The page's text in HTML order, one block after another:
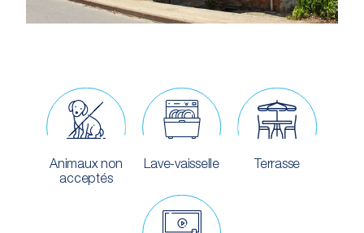
Animaux non
acceptés
Lave-vaisselle Terrasse